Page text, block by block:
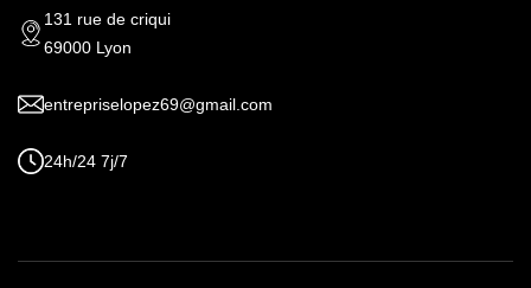
131 rue de criqui
69000 Lyon
entrepriselopez69@gmail.com
24h/24 7j/7